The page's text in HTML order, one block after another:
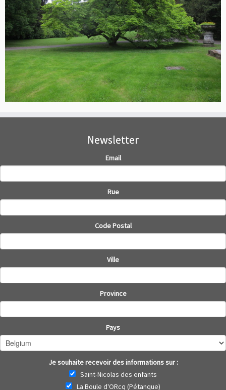
Newsletter
Email
Rue
Code Postal
Ville
Province
Pays
Je souhaite recevoir des informations sur :
Saint-Nicolas des enfants
La Boule d'ORcq (Pétanque)